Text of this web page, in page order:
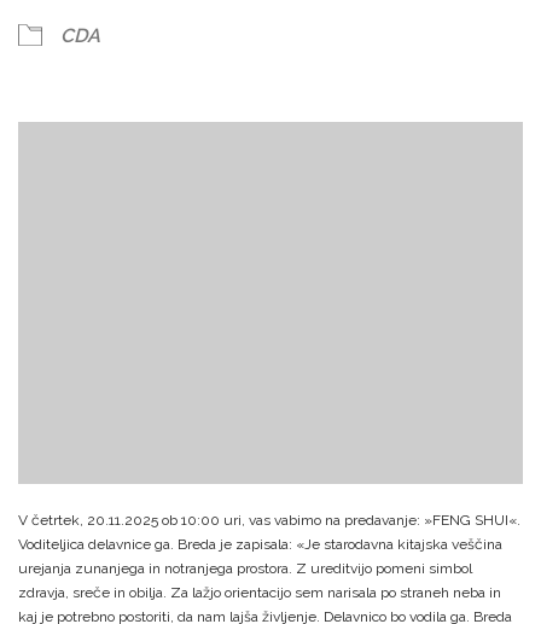
CDA
V četrtek, 20.11.2025 ob 10:00 uri, vas vabimo na predavanje: »FENG SHUI«.
Voditeljica delavnice ga. Breda je zapisala: «Je starodavna kitajska veščina
urejanja zunanjega in notranjega prostora. Z ureditvijo pomeni simbol
zdravja, sreče in obilja. Za lažjo orientacijo sem narisala po straneh neba in
kaj je potrebno postoriti, da nam lajša življenje. Delavnico bo vodila ga. Breda